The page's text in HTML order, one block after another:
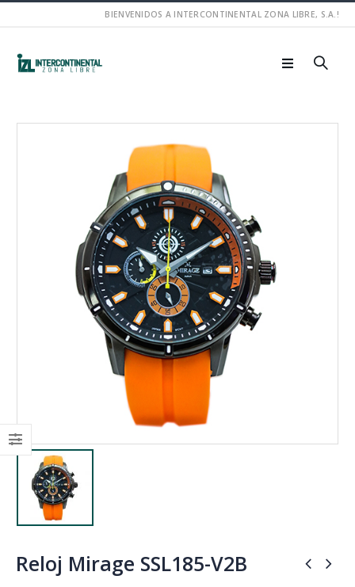
BIENVENIDOS A INTERCONTINENTAL ZONA LIBRE, S.A.!
Reloj Mirage SSL185-V2B